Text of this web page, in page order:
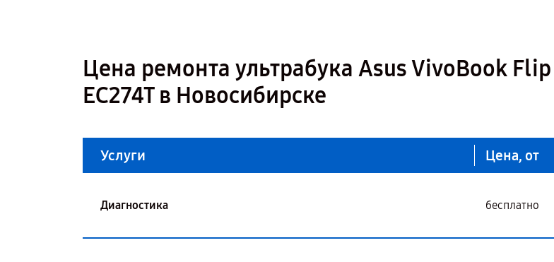
Цена ремонта ультрабука Asus VivoBook Flip
EC274T в Новосибирске
Услуги Цена, от
Диагностика бесплатно